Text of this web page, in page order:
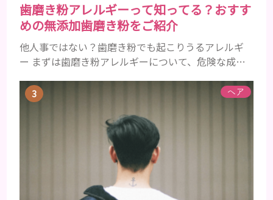
歯磨き粉アレルギーって知ってる？おすす
めの無添加歯磨き粉をご紹介
他人事ではない？歯磨き粉でも起こりうるアレルギ
ー まずは歯磨き粉アレルギーについて、危険な成分
まれるアレルギーを起こすおそれのある成分 まず、
普段お使いの歯磨き粉に含まれているどの成分にア
レルギーを引き起こすおそれがあるのかを説明しま
すね。 •フッ素･･･歯の表面のエナメルを守り強くし
たり、虫歯と防ぐ働きを持つ成分 •香味料 ･･･歯磨き
ヘア